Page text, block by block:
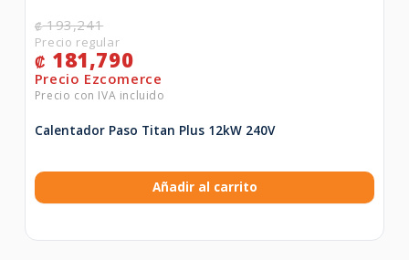
₡193,241
₡ 181,790
Calentador Paso Titan Plus 12kW 240V
Añadir al carrito